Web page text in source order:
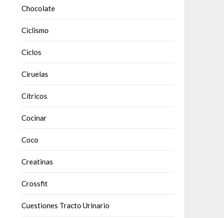
Chocolate
Ciclismo
Ciclos
Ciruelas
Cítricos
Cocinar
Coco
Creatinas
Crossfit
Cuestiones Tracto Urinario